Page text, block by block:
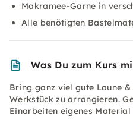
Makramee-Garne in
Alle benötigten
Was Du zum Kurs
Bring ganz viel gute Laune
Werkstück zu arrangieren.
Einarbeiten eigenes